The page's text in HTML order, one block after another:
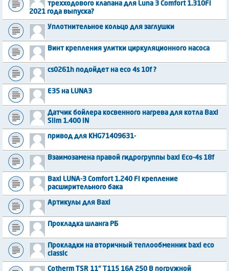
трехходового клапана для Luna 3 Comfort 1.310Fi
2021 года выпуска?
Уплотнительное кольцо для заглушки
Винт крепления улитки циркуляционного насоса
cs0261h подойдет на eco 4s 10f ?
Е35 на LUNA3
Датчик бойлера косвенного нагрева для котла Baxi
Slim 1.400 iN
привод для KHG71409631-
Взаимозамена правой гидрогруппы baxi Eco-4s 18f
Baxi LUNA-3 Comfort 1.240 Fi крепление
расширительного бака
Артикулы для Baxi
Прокладка шланга РБ
Прокладки на вторичный теплообменник baxi eco
classic
Cotherm TSR 11" T115 16A 250 В погружной